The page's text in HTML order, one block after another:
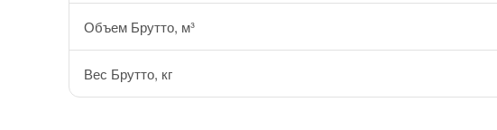
Объем Брутто, м³
Вес Брутто, кг